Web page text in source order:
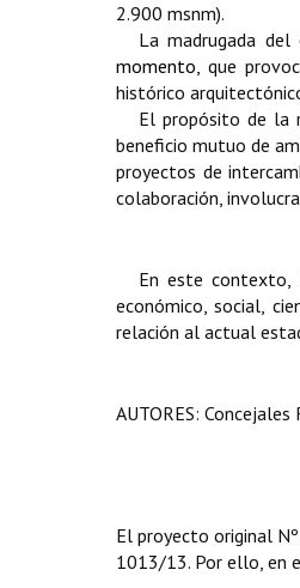
2.900 msnm).
La madrugada del
momento, que
histórico
El propósito de la
beneficio mutuo de
proyectos de
colaboración,
En este contexto,
económico, social,
relación al actual
AUTORES:
El proyecto original
1013/13. Por ello, en